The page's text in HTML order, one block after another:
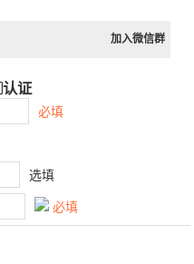
加入微信群
认证
必填
选填
必填